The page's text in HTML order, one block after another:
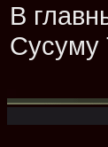
В
Сусуму